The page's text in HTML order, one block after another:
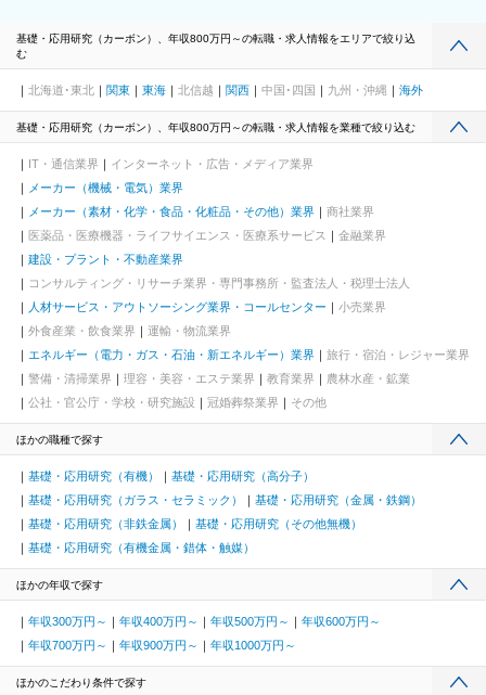
基礎・応用研究（カーボン）、年収800万円～の転職・求人情報をエリアで絞り込
む
北海道･東北 関東 東海 北信越 関西 中国･四国 九州・沖縄 海外
基礎・応用研究（カーボン）、年収800万円～の転職・求人情報を業種で絞り込む
IT・通信業界
インターネット・広告・メディア業界
メーカー（機械・電気）業界
メーカー（素材・化学・食品・化粧品・その他）業界
商社業界
医薬品・医療機器・ライフサイエンス・医療系サービス
金融業界
建設・プラント・不動産業界
コンサルティング・リサーチ業界・専門事務所・監査法人・税理士法人
人材サービス・アウトソーシング業界・コールセンター
小売業界
外食産業・飲食業界
運輸・物流業界
エネルギー（電力・ガス・石油・新エネルギー）業界
旅行・宿泊・レジャー業界
警備・清掃業界
理容・美容・エステ業界 教育業界
農林水産・鉱業
公社・官公庁・学校・研究施設
冠婚葬祭業界 その他
ほかの職種で探す
基礎・応用研究（有機）
基礎・応用研究（高分子）
基礎・応用研究（ガラス・セラミック）
基礎・応用研究（金属・鉄鋼）
基礎・応用研究（非鉄金属）
基礎・応用研究（その他無機）
基礎・応用研究（有機金属・錯体・触媒）
ほかの年収で探す
年収300万円～ 年収400万円～ 年収500万円～
年収600万円～
年収700万円～
年収900万円～ 年収1000万円～
ほかのこだわり条件で探す